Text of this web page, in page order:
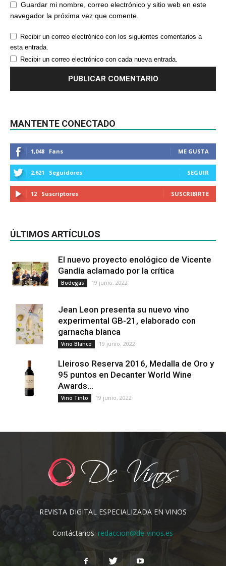
Guardar mi nombre, correo electrónico y sitio web en este
navegador la próxima vez que comente.
Recibir un correo electrónico con los siguientes comentarios a
esta entrada.
Recibir un correo electrónico con cada nueva entrada.
MANTENTE CONECTADO
1,048 Fans ME GUSTA
2,621 Seguidores SEGUIR
12 Suscriptores SUSCRIBIRTE
ÚLTIMOS ARTÍCULOS
El nuevo proyecto enológico de Vicente
Gandía aclamado por la crítica
Bodegas 19 junio, 2022
Jean Leon presenta su nuevo vino
experimental GB-21, elaborado con
garnacha blanca
Vino Blanco 19 junio, 2022
Lleiroso Reserva 2016, Medalla de Oro y
95 puntos en Decanter World Wine
Awards...
Vino Tinto 19 junio, 2022
REVISTA DIGITAL ESPECIALIZADA EN VINOS
Contáctanos:redaccion@de-vinos.es